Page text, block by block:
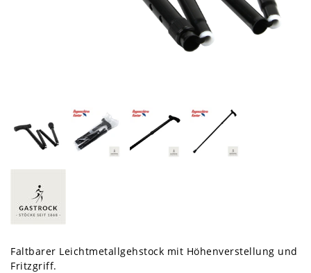
Faltbarer Leichtmetallgehstock mit Höhenverstellung und
Fritzgriff.